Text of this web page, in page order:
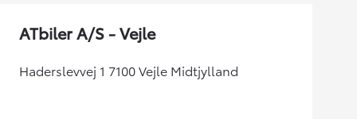
ATbiler A/S - Vejle
Haderslevvej 1 7100 Vejle Midtjylland